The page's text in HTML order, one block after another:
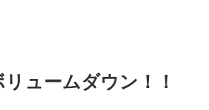
ュームダウン！！